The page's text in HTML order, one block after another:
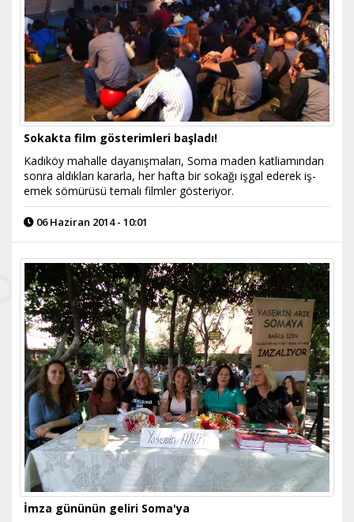
Sokakta film gösterimleri başladı!
Kadıköy mahalle dayanışmaları, Soma maden katliamından
sonra aldıkları kararla, her hafta bir sokağı işgal ederek iş-
emek sömürüsü temalı filmler gösteriyor.
06 Haziran 2014 - 10:01
İmza gününün geliri Soma'ya